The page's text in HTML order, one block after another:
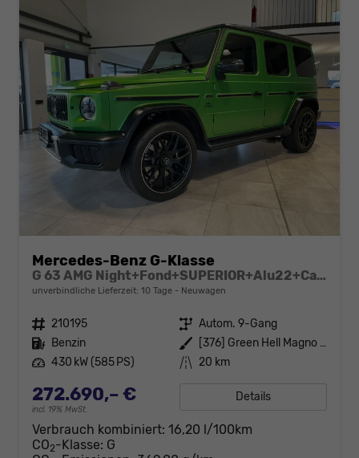
Mercedes-Benz G-Klasse
G 63 AMG Night+Fond+SUPERIOR+Alu22+Carbon+Standheiz+Performance+AHK+VOLL
unverbindliche Lieferzeit: 10 Tage Neuwagen
Fahrzeugnr. 210195 Getriebe Autom. 9-Gang
Kraftstoff Benzin Außenfarbe
[376] Green Hell Magno MANUFAKTUR exklusiv
Leistung 430 kW (585 PS) Kilometerstand 20 km
272.690,– €
incl. 19% MwSt.
Details
Verbrauch kombiniert: 16,20 l/100km
CO2-Klasse: G